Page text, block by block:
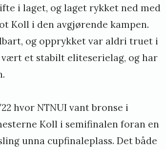
u
n
d
i laget, og laget rykket ned med
Koll i den avgjørende kampen.
og opprykket var aldri truet i
vært et stabilt eliteserielag, og har
hvor NTNUI vant bronse i
Koll i semifinalen foran en
unna cupfinaleplass. Det både